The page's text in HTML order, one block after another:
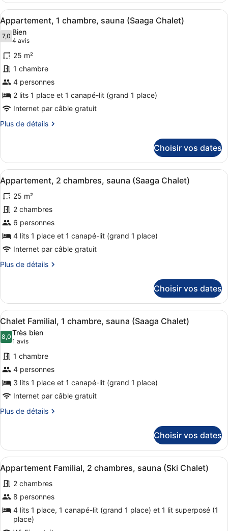
piscine,
vue
montagne
type
de
chambre
Chambre
Supérieure
avec
lits
jumeaux,
accès
piscine,
vue
montagne
Afficher
toutes
les
photos
pour
ce
type
de
chambre :
Appartement,
sauna
(Saaga
Chalet)
Un vaste espace de vie
8
Appartement, 1 chambre, sauna (Saaga Chalet)
7,07,0 sur 10
Bien
4 avis
(4 avis)
25 m²
1 chambre
4 personnes
2 lits 1 place et 1 canapé-lit (grand 1 place)
Internet par câble gratuit
Plus de détails
Plus
le
type
de
chambre
Appartement,
chambre,
sauna
(Saaga
Choisir vos dates
Afficher
toutes
les
photos
pour
ce
type
chambre :
chambres,
sauna
(Saaga
Chalet)
Un salon comprenant un
8
Appartement, 2 chambres, sauna (Saaga Chalet)
25 m²
2 chambres
6 personnes
4 lits 1 place et 1 canapé-lit (grand 1 place)
Internet par câble gratuit
Plus de détails
Plus
le
type
de
chambre
Appartement,
chambres,
sauna
(Saaga
Chalet)
Choisir vos dates
Afficher
toutes
les
photos
pour
ce
type
de
chambre :
1
chambre,
sauna
(Saaga
Chalet)
Un salon moderne avec un
8
Chalet Familial, 1 chambre, sauna (Saaga Chalet)
8,08,0 sur 10
Très bien
1 avis
(1 avis)
1 chambre
4 personnes
3 lits 1 place et 1 canapé-lit (grand 1 place)
Internet par câble gratuit
Plus de détails
Plus
le
type
de
chambre
Chalet
Familial,
1
chambre,
sauna
Choisir vos dates
Afficher
toutes
les
photos
pour
Un salon moderne avec un
7
Appartement Familial, 2 chambres, sauna (Ski Chalet)
2 chambres
8 personnes
4 lits 1 place, 1 canapé-lit (grand 1 place) et 1 lit superposé (1
place)